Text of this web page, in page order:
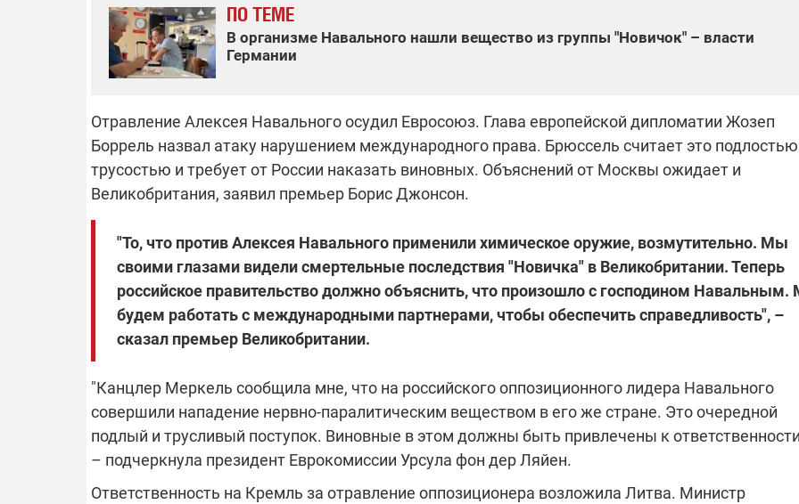
ПО ТЕМЕ
В организме Навального нашли вещество из группы "Новичок" – власти
Германии
Отравление Алексея Навального осудил Евросоюз. Глава европейской дипломатии Жозеп
Боррель назвал атаку нарушением международного права. Брюссель считает это
трусостью и требует от России наказать виновных. Объяснений от Москвы ожидает и
Великобритания, заявил премьер Борис Джонсон.
"То, что против Алексея Навального применили химическое оружие, возмутительно. Мы
своими глазами видели смертельные последствия "Новичка" в Великобритании. Теперь
российское правительство должно объяснить, что произошло с господином
будем работать с международными партнерами, чтобы обеспечить справедливость", –
сказал премьер Великобритании.
"Канцлер Меркель сообщила мне, что на российского оппозиционного лидера Навального
совершили нападение нервно-паралитическим веществом в его же стране. Это очередной
подлый и трусливый поступок. Виновные в этом должны быть привлечены к
– подчеркнула президент Еврокомиссии Урсула фон дер Ляйен.
Ответственность на Кремль за отравление оппозиционера возложила Литва. Министр